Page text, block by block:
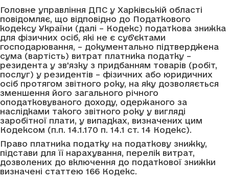
Головне управління ДПС у Харківській області
повідомляє, що відповідно до Податкового
кодексу України (далі – Кодекс) податкова знижка
для фізичних осіб, які не є суб'єктами
господарювання, – документально підтверджена
сума (вартість) витрат платника податку –
резидента у зв'язку з придбанням товарів (робіт,
послуг) у резидентів – фізичних або юридичних
осіб протягом звітного року, на яку дозволяється
зменшення його загального річного
оподатковуваного доходу, одержаного за
наслідками такого звітного року у вигляді
заробітної плати, у випадках, визначених цим
Кодексом (п.п. 14.1.170 п. 14.1 ст. 14 Кодекс).
Право платника податку на податкову знижку,
підстави для її нарахування, перелік витрат,
дозволених до включення до податкової знижки
визначені статтею 166 Кодекс.